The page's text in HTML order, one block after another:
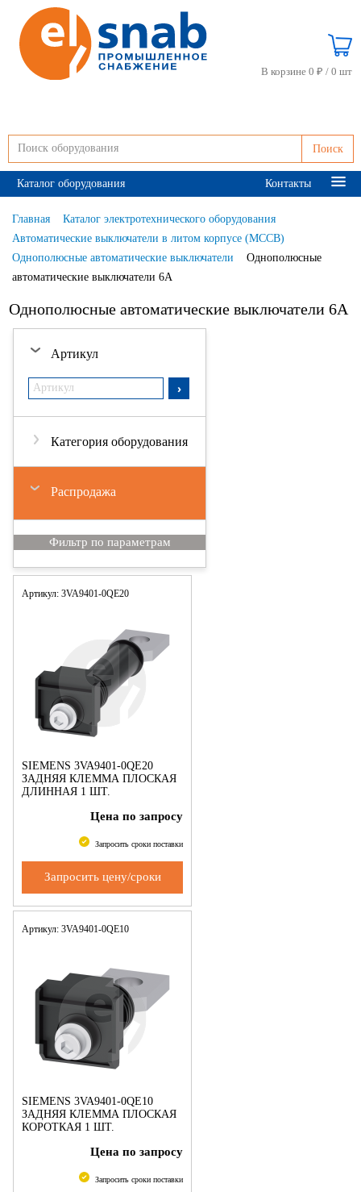
Поиск
В корзине 0 ₽ / 0 шт
Каталог оборудования Контакты
Главная
Каталог электротехнического оборудования
Автоматические выключатели в литом корпусе (MCCB)
Однополюсные автоматические выключатели
Однополюсные
автоматические выключатели 6А
Однополюсные автоматические выключатели 6А
Артикул
Категория оборудования
Распродажа
Артикул: 3VA9401-0QE20
SIEMENS 3VA9401-0QE20
ЗАДНЯЯ КЛЕММА ПЛОСКАЯ
ДЛИННАЯ 1 ШТ.
Цена по запросу
Запросить сроки поставки
Запросить цену/сроки
Артикул: 3VA9401-0QE10
SIEMENS 3VA9401-0QE10
ЗАДНЯЯ КЛЕММА ПЛОСКАЯ
КОРОТКАЯ 1 ШТ.
Цена по запросу
Запросить сроки поставки